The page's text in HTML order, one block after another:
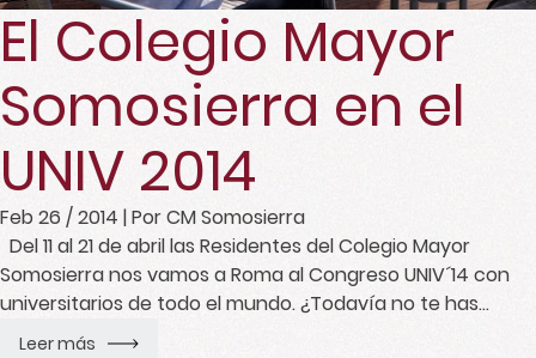
El Colegio Mayor
Somosierra en el
UNIV 2014
Feb 26 / 2014 | Por CM Somosierra
Del 11 al 21 de abril las Residentes del Colegio Mayor
Somosierra nos vamos a Roma al Congreso UNIV´14 con
universitarios de todo el mundo. ¿Todavía no te has
apuntado?
Leer más